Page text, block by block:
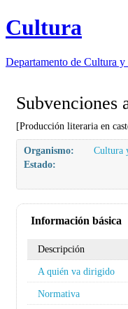
Cultura
Departamento de Cultura y
[Producción literaria en
Organismo:
Cultura
Estado:
Información básica
Descripción
A quién va dirigido
Normativa